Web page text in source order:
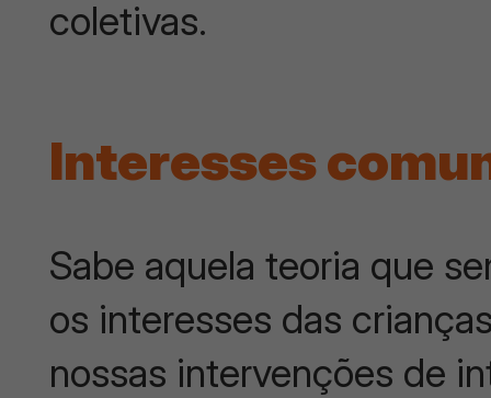
coletivas.
Interesses
Sabe aquela teoria que
os interesses das
nossas intervenções de